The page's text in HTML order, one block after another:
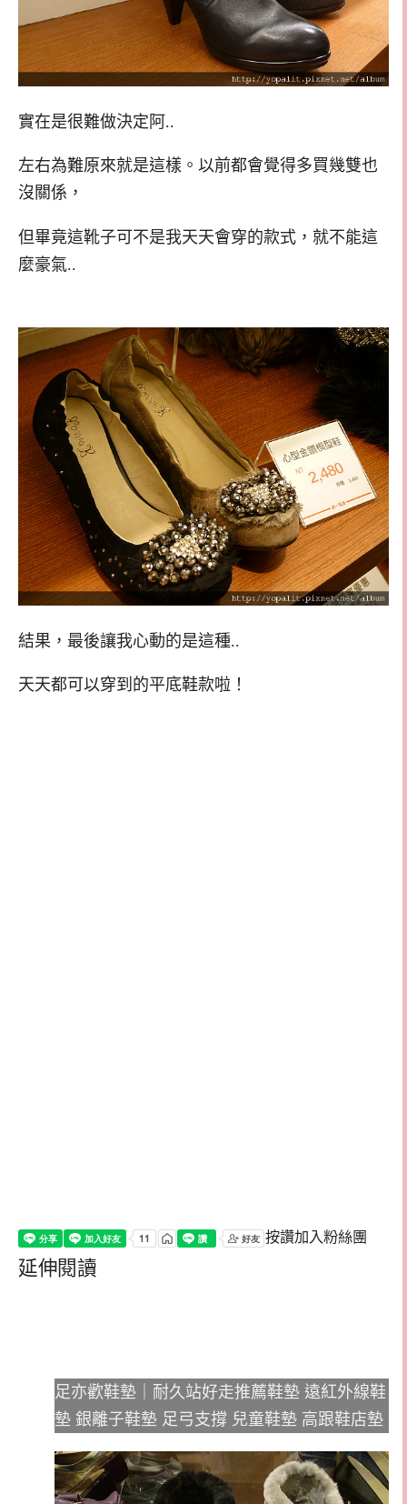
實在是很難做決定阿..
左右為難原來就是這樣。以前都會覺得多買幾雙也
沒關係，
但畢竟這靴子可不是我天天會穿的款式，就不能這
麼豪氣..
結果，最後讓我心動的是這種..
天天都可以穿到的平底鞋款啦！
按讚加入粉絲團
延伸閱讀
足亦歡鞋墊｜耐久站好走推薦鞋墊 遠紅外線鞋
墊 銀離子鞋墊 足弓支撐 兒童鞋墊 高跟鞋店墊